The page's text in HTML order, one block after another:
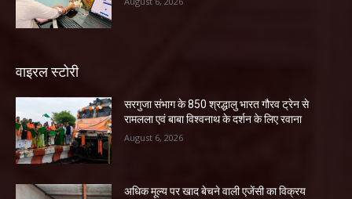
वाइरल स्टोरी
सरगुजा संभाग के 850 श्रद्धालु भारत गौरव ट्रेन से
रामलला एवं बाबा विश्वनाथ के दर्शन के लिए रवाना
August 6, 2026
अधिक मूल्य पर खाद बेचने वाली एजेंसी का विक्रय